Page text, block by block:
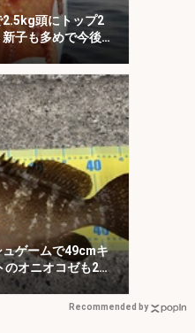
頭にトップ2
子も多めで今後に
ゲームで49cmキ
のオニオコゼも2連
Recommended by